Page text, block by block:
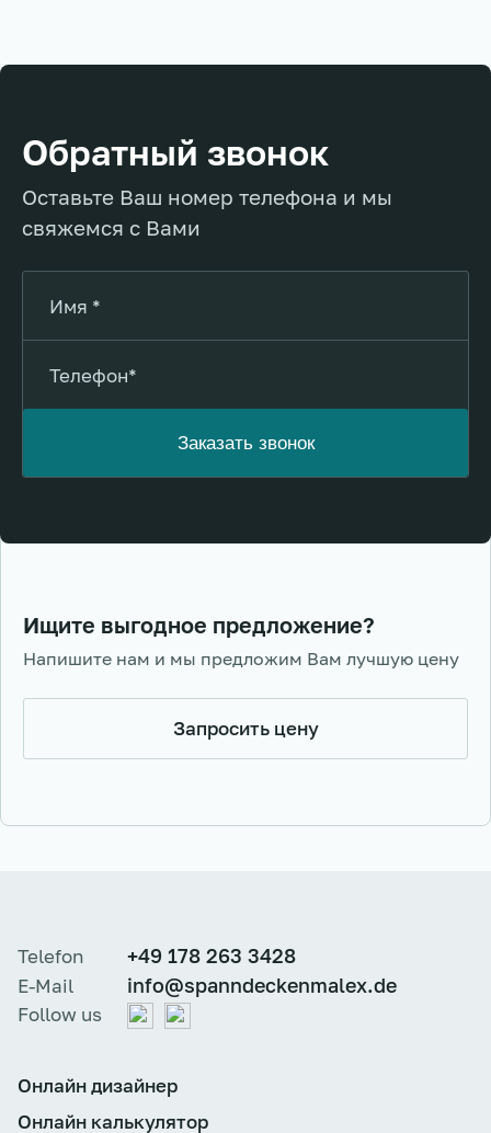
Обратный звонок
Оставьте Ваш номер телефона и мы
свяжемся с Вами
Ищите выгодное предложение?
Напишите нам и мы предложим Вам лучшую цену
Запросить цену
Telefon +49 178 263 3428
E-Mail info@spanndeckenmalex.de
Follow us
Онлайн дизайнер
Онлайн калькулятор